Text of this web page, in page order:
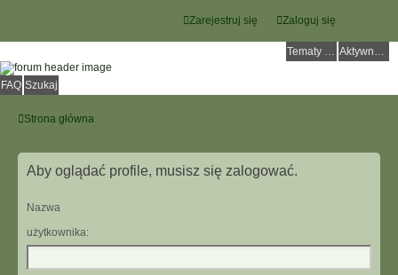
Zaloguj się
Zarejestruj się
Tematy bez odpowiedzi Aktywne tematy
FAQ Szukaj
Strona główna
Aby oglądać profile, musisz się zalogować.
Nazwa
użytkownika: